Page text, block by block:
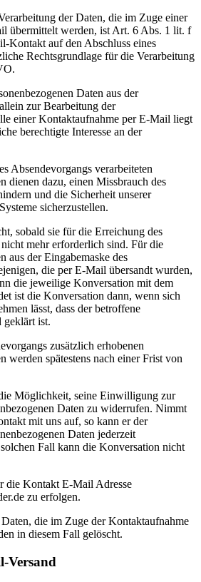
der Daten, die im Zuge einer
übermittelt werden, ist Art. 6 Abs. 1 lit. f
auf den Abschluss eines
Rechtsgrundlage für die Verarbeitung
Daten aus der
zur Bearbeitung der
einer Kontaktaufnahme per E-Mail liegt
berechtigte Interesse an der
Absendevorgangs verarbeiteten
dienen dazu, einen Missbrauch des
und die Sicherheit unserer
sicherzustellen.
sobald sie für die Erreichung des
mehr erforderlich sind. Für die
aus der Eingabemaske des
die per E-Mail übersandt wurden,
die jeweilige Konversation mit dem
ist die Konversation dann, wenn sich
lässt, dass der betroffene
geklärt ist.
zusätzlich erhobenen
werden spätestens nach einer Frist von
Möglichkeit, seine Einwilligung zur
Daten zu widerrufen. Nimmt
mit uns auf, so kann er der
Daten jederzeit
Fall kann die Konversation nicht
die Kontakt E-Mail Adresse
zu erfolgen.
die im Zuge der Kontaktaufnahme
in diesem Fall gelöscht.
Versand